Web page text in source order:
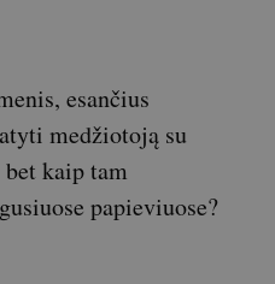
esančius
medžiotoją su
kaip tam
papieviuose?